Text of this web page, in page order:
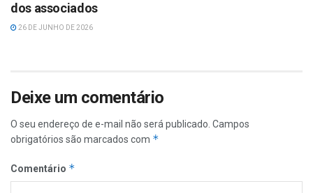
dos associados
26 DE JUNHO DE 2026
Deixe um comentário
O seu endereço de e-mail não será publicado. Campos
obrigatórios são marcados com *
Comentário *